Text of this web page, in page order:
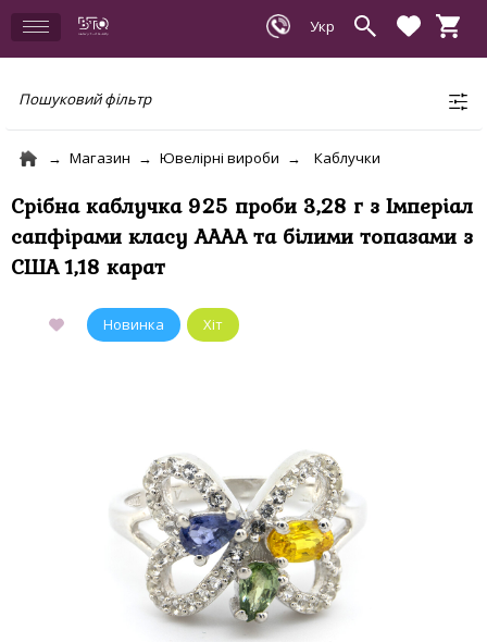
Пошуковий фільтр
Магазин Ювелірні вироби Каблучки
Срібна каблучка 925 проби 3,28 г з Імперіал
сапфірами класу АААА та білими топазами з
США 1,18 карат